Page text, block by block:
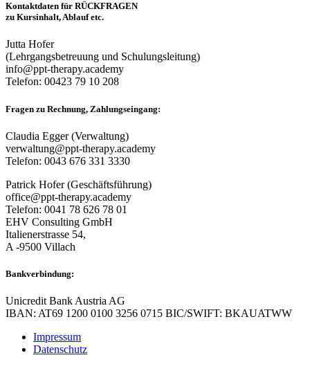
Kontaktdaten für RÜCKFRAGEN
zu Kursinhalt, Ablauf etc.
Jutta Hofer
(Lehrgangsbetreuung und Schulungsleitung)
info@ppt-therapy.academy
Telefon: 00423 79 10 208
Fragen zu Rechnung, Zahlungseingang:
Claudia Egger (Verwaltung)
verwaltung@ppt-therapy.academy
Telefon: 0043 676 331 3330
Patrick Hofer (Geschäftsführung)
office@ppt-therapy.academy
Telefon: 0041 78 626 78 01
EHV Consulting GmbH
Italienerstrasse 54,
A -9500 Villach
Bankverbindung:
Unicredit Bank Austria AG
IBAN: AT69 1200 0100 3256 0715 BIC/SWIFT: BKAUATWW
Impressum
Datenschutz